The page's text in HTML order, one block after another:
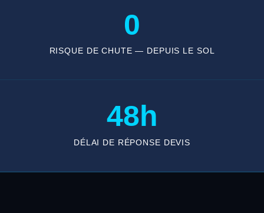
0
RISQUE DE CHUTE — DEPUIS LE SOL
48h
DÉLAI DE RÉPONSE DEVIS